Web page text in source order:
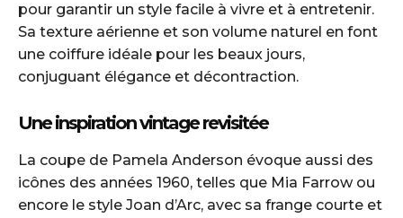
pour garantir un style facile à vivre et à entretenir.
Sa texture aérienne et son volume naturel en font
une coiffure idéale pour les beaux jours,
conjuguant élégance et décontraction.
Une inspiration vintage revisitée
La coupe de Pamela Anderson évoque aussi des
icônes des années 1960, telles que Mia Farrow ou
encore le style Joan d’Arc, avec sa frange courte et